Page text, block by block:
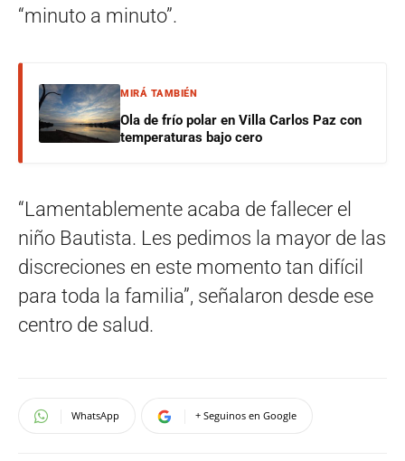
“minuto a minuto”.
MIRÁ TAMBIÉN
Ola de frío polar en Villa Carlos Paz con
temperaturas bajo cero
“Lamentablemente acaba de fallecer el
niño Bautista. Les pedimos la mayor de las
discreciones en este momento tan difícil
para toda la familia”, señalaron desde ese
centro de salud.
WhatsApp + Seguinos en Google